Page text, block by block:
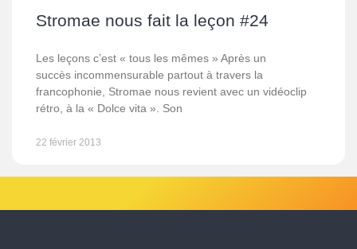
Stromae nous fait la leçon #24
Les leçons c’est « tous les mêmes » Après un
succès incommensurable partout à travers la
francophonie, Stromae nous revient avec un vidéoclip
rétro, à la « Dolce vita ». Son
22 février 2013